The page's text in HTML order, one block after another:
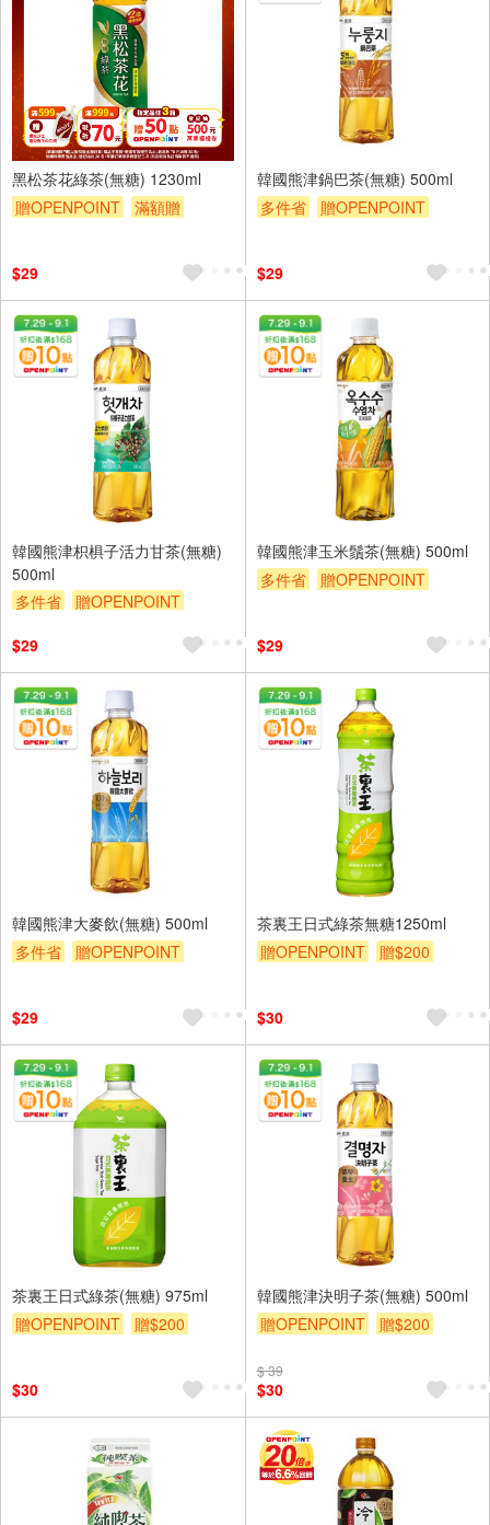
黑松茶花綠茶(無糖) 1230ml
贈OPENPOINT
滿額贈
$29
韓國熊津鍋巴茶(無糖) 500ml
多件省
贈OPENPOINT
$29
韓國熊津枳椇子活力甘茶(無糖)
500ml
多件省
贈OPENPOINT
$29
韓國熊津玉米鬚茶(無糖) 500ml
多件省
贈OPENPOINT
$29
韓國熊津大麥飲(無糖) 500ml
多件省
贈OPENPOINT
$29
茶裏王日式綠茶無糖1250ml
贈OPENPOINT
贈$200
$30
茶裏王日式綠茶(無糖) 975ml
贈OPENPOINT
贈$200
$30
韓國熊津決明子茶(無糖) 500ml
贈OPENPOINT
贈$200
$ 39
$30